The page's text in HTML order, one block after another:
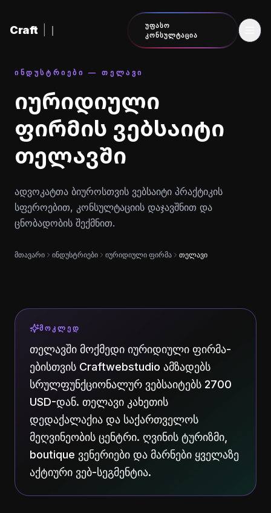
Craft
ᲣᲤᲐᲡᲝ
ᲙᲝᲜᲡᲣᲚᲢᲐᲪᲘᲐ
ᲘᲜᲓᲣᲡᲢᲠᲘᲔᲑᲘ — ᲗᲔᲚᲐᲕᲘ
იურიდიული
ფირმის ვებსაიტი
თელავში
ადვოკატთა ბიუროსთვის ვებსაიტი პრაქტიკის
სფეროებით, კონსულტაციის დაჯავშნით და
ცნობადობის შექმნით.
მთავარი ინდუსტრიები იურიდიული ფირმა თელავი
ᲛᲝᲙᲚᲔᲓ
თელავში მოქმედი იურიდიული ფირმა-
ებისთვის Craftwebstudio ამზადებს
სრულფუნქციონალურ ვებსაიტებს 2700
USD-დან. თელავი კახეთის
დედაქალაქია და საქართველოს
მეღვინეობის ცენტრი. ღვინის ტურიზმი,
boutique ვენერიები და მარნები ყველაზე
აქტიური ვებ-სეგმენტია.